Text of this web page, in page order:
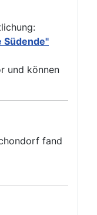
Südende"
und können
fand